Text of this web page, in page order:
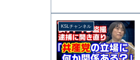
KSLチャンネル